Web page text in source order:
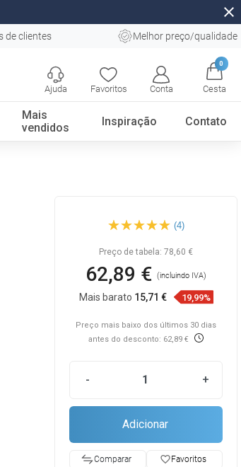
close
de clientes Melhor preço/qualidade
Favoritos Conta
0
Cesta
Ajuda
Mais
vendidos
Inspiração Contato
bancada 59 x 39 cm, branco -
(4)
Preço de tabela: 78,60 €
62,89 €(incluindo IVA)
Mais barato 15,71 € 19,99%
Preço mais baixo dos últimos 30 dias
antes do desconto: 62,89 €
- +
Adicionar
Comparar favorite_borderFavoritos